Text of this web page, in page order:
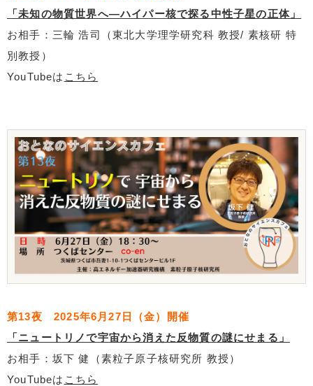
「未知の物質世界へ―ハイパー核で探る中性子星の正体」
お相手：三輪 浩司（東北大学理学研究科 教授/ 素核研 特
別教授）
YouTubeは こちら
第13夜 2025年6月27日（金）開催
「ニュートリノで宇宙から消えた反物質の謎にせまる」
お相手：坂下 健（素粒子原子核研究所 教授）
YouTubeは こちら